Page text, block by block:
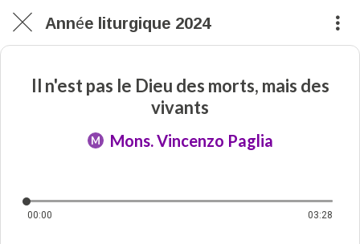
Année liturgique 2024
Il n'est pas le Dieu des morts, mais des
vivants
M Mons. Vincenzo Paglia
00:00 03:28